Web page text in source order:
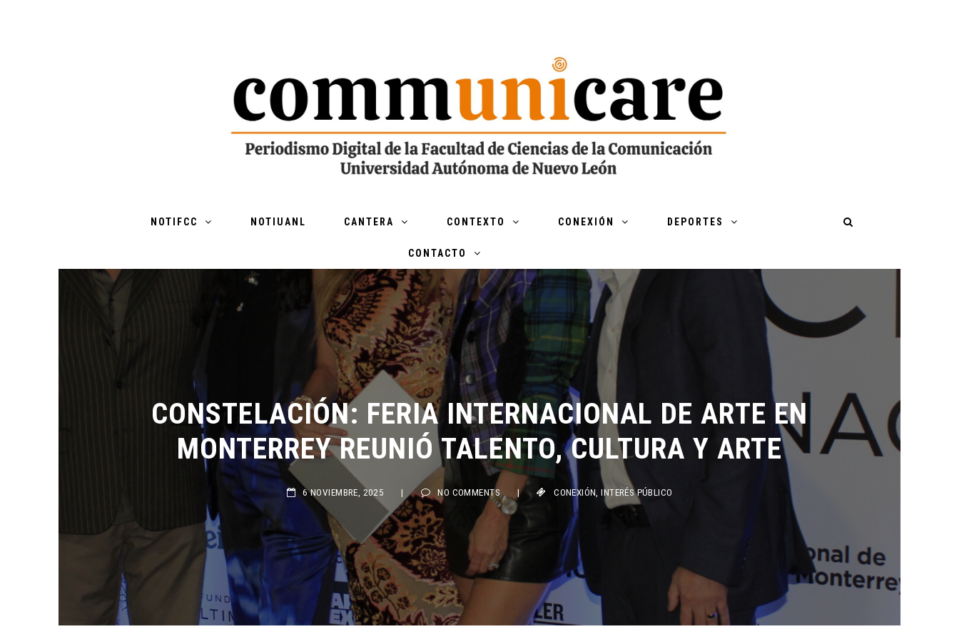
NOTIFCC NOTIUANL CANTERA CONTEXTO CONEXIÓN DEPORTES
CONTACTO
CONSTELACIÓN: FERIA INTERNACIONAL DE ARTE EN
MONTERREY REUNIÓ TALENTO, CULTURA Y ARTE
6 NOVIEMBRE, 2025 NO COMMENTS CONEXIÓN INTERÉS PÚBLICO